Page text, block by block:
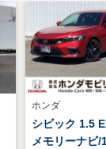
ホンダ
シビック 1.5
メモリーナビ/